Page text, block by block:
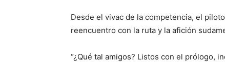
Desde el vivac de la competencia, el
reencuentro con la ruta y la afición
“¿Qué tal amigos? Listos con el prólogo,